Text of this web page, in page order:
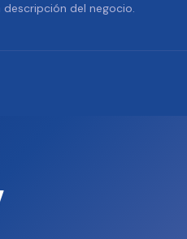
descripción del negocio.